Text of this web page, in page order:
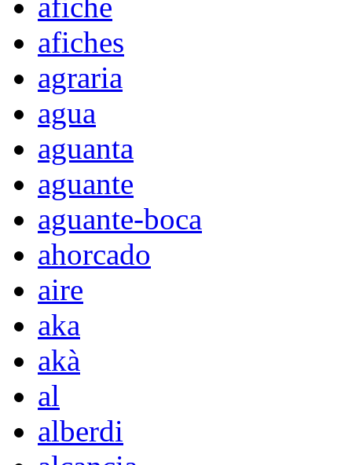
afiche
afiches
agraria
agua
aguanta
aguante
aguante-boca
ahorcado
aire
aka
akà
al
alberdi